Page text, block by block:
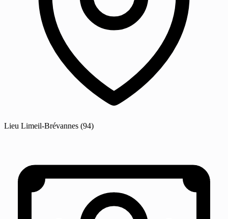
Lieu Limeil-Brévannes (94)